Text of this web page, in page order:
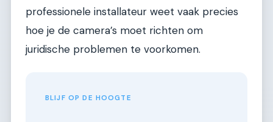
professionele installateur weet vaak precies
hoe je de camera’s moet richten om
juridische problemen te voorkomen.
BLIJF OP DE HOOGTE